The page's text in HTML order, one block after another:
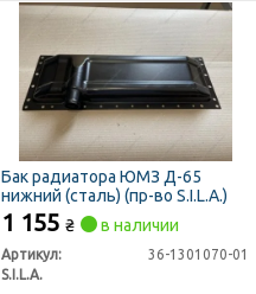
Бак радиатора ЮМЗ Д-65
нижний (сталь) (пр-во S.I.L.A.)
1 155 ₴ в наличии
Артикул:
36-1301070-01
S.I.L.A.